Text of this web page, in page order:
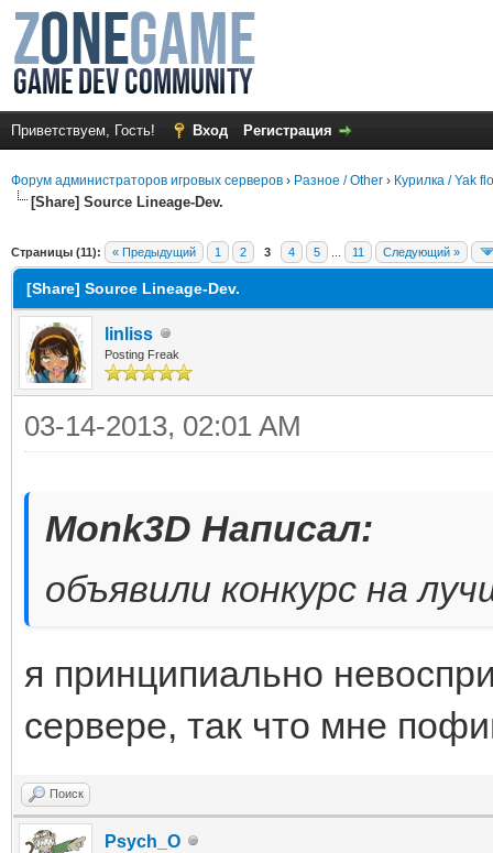
Приветствуем, Гость! Вход Регистрация
Форум администраторов игровых серверов › Разное / Other › Курилка / Yak
[Share] Source Lineage-Dev.
Страницы (11): « Предыдущий 1 2 3 4 5 11 Следующий »
[Share] Source Lineage-Dev.
linliss
Posting Freak
03-14-2013, 02:01 AM
Monk3D Написал:
объявили конкурс на
я принципиально
сервере, так что мне
Поиск
Psych_O